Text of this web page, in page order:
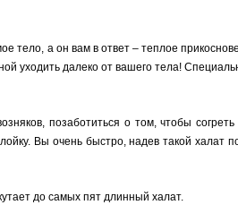
тело, а он вам в ответ – теплое
уходить далеко от вашего тела!
позаботиться о том, чтобы согреть
Вы очень быстро, надев такой халат
до самых пят длинный халат.